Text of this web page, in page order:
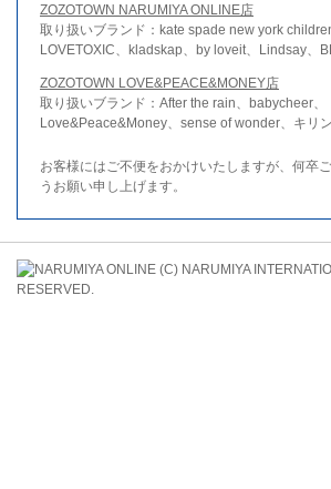
ZOZOTOWN NARUMIYA ONLINE店
取り扱いブランド：kate spade new york
LOVETOXIC、kladskap、by loveit、Lindsay、
ZOZOTOWN LOVE&PEACE&MONEY店
取り扱いブランド：After the rain、babycheer、
Love&Peace&Money、sense of wonder、キリ
お客様にはご不便をおかけいたしますが、何卒
うお願い申し上げます。